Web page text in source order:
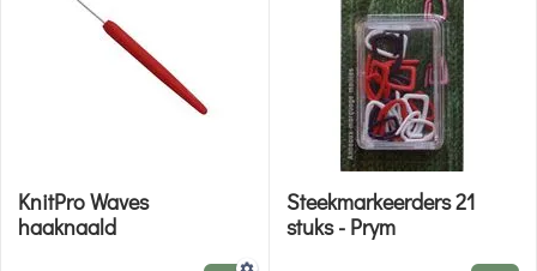
KnitPro Waves
haaknaald
Steekmarkeerders 21
stuks - Prym